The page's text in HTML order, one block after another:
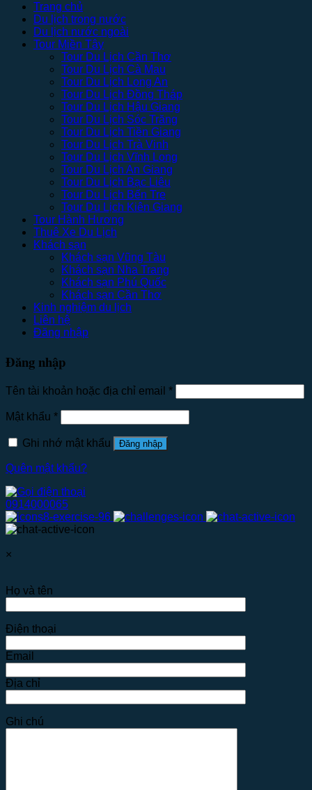
Trang chủ
Du lịch trong nước
Du lịch nước ngoài
Tour Miền Tây
Tour Du Lịch Cần Thơ
Tour Du Lịch Cà Mau
Tour Du Lịch Long An
Tour Du Lịch Đồng Tháp
Tour Du Lịch Hậu Giang
Tour Du Lịch Sóc Trăng
Tour Du Lịch Tiền Giang
Tour Du Lịch Trà Vinh
Tour Du Lịch Vĩnh Long
Tour Du Lịch An Giang
Tour Du Lịch Bạc Liêu
Tour Du Lịch Bến Tre
Tour Du Lịch Kiên Giang
Tour Hành Hương
Thuê Xe Du Lịch
Khách sạn
Khách sạn Vũng Tàu
Khách sạn Nha Trang
Khách sạn Phú Quốc
Khách sạn Cần Thơ
Kinh nghiệm du lịch
Liên hệ
Đăng nhập
Đăng nhập
Tên tài khoản hoặc địa chỉ email *
Mật khẩu *
Ghi nhớ mật khẩu Đăng nhập
Quên mật khẩu?
0914000065
×
Họ và tên
Điện thoại
Email
Địa chỉ
Ghi chú